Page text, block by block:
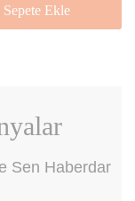
Sepete Ekle
Sen Haberdar